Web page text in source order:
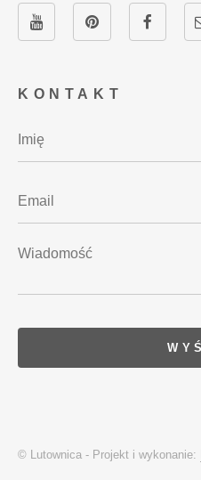
KONTAKT
© Lutownica - Projekt i wykonanie: